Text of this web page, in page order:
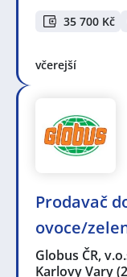
35 700 Kč
včerejší
Prodavač
ovoce/
Globus ČR,
Karlovy Vary